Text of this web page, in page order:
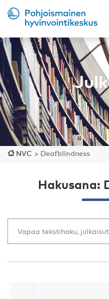
NVC > Deafblindness
Hakusana: